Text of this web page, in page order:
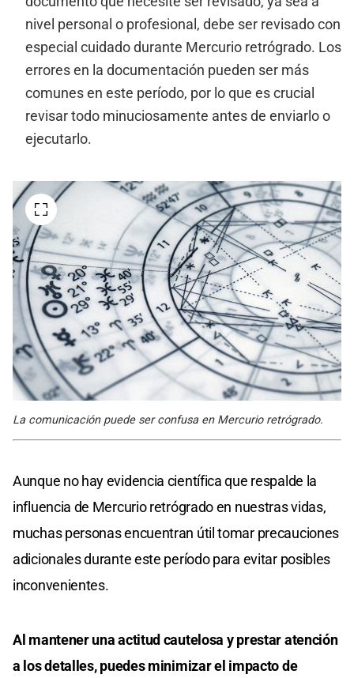
nivel personal o profesional, debe ser revisado con
especial cuidado durante Mercurio retrógrado. Los
errores en la documentación pueden ser más
comunes en este período, por lo que es crucial
revisar todo minuciosamente antes de enviarlo o
ejecutarlo.
La comunicación puede ser confusa en Mercurio retrógrado.
Aunque no hay evidencia científica que respalde la
influencia de Mercurio retrógrado en nuestras vidas,
muchas personas encuentran útil tomar precauciones
adicionales durante este período para evitar posibles
inconvenientes.
Al mantener una actitud cautelosa y prestar atención
a los detalles, puedes minimizar el impacto de